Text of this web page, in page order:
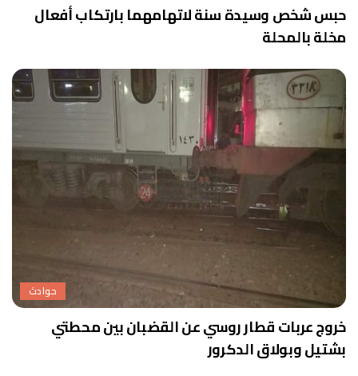
حبس شخص وسيدة سنة لاتهامهما بارتكاب أفعال
مخلة بالمحلة
حوادث
خروج عربات قطار روسي عن القضبان بين محطتي
بشتيل وبولاق الدكرور